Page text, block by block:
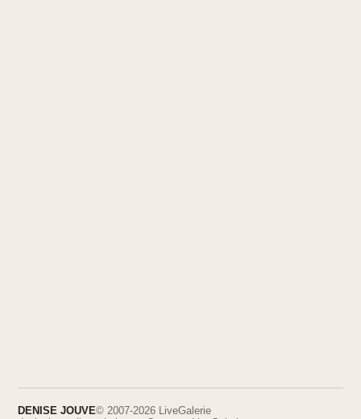
DENISE JOUVE© 2007-2026 LiveGalerie